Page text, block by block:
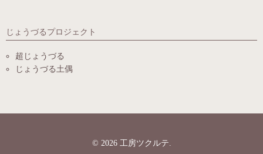
じょうづるプロジェクト
超じょうづる
じょうづる土偶
© 2026 工房ツクルテ.